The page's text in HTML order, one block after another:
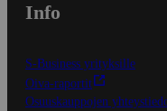
Info
S-Business yrityksille
Oiva-raportit
Osuuskauppojen